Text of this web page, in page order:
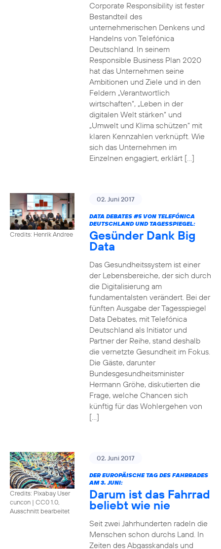
Corporate Responsibility ist fester
Bestandteil des
unternehmerischen Denkens und
Handelns von Telefónica
Deutschland. In seinem
Responsible Business Plan 2020
hat das Unternehmen seine
Ambitionen und Ziele und in den
Feldern „Verantwortlich
wirtschaften“, „Leben in der
digitalen Welt stärken“ und
„Umwelt und Klima schützen“ mit
klaren Kennzahlen verknüpft. Wie
sich das Unternehmen im
Einzelnen engagiert, erklärt […]
Credits: Henrik Andree
02. Juni 2017
DATA DEBATES #5VON TELEFÓNICA
DEUTSCHLAND UND TAGESSPIEGEL:
Gesünder Dank Big
Data
Das Gesundheitssystem ist einer
der Lebensbereiche, der sich durch
die Digitalisierung am
fundamentalsten verändert. Bei der
fünften Ausgabe der Tagesspiegel
Data Debates, mit Telefónica
Deutschland als Initiator und
Partner der Reihe, stand deshalb
die vernetzte Gesundheit im Fokus.
Die Gäste, darunter
Bundesgesundheitsminister
Hermann Gröhe, diskutierten die
Frage, welche Chancen sich
künftig für das Wohlergehen von
[…]
Credits: Pixabay User
cuncon | CC0 1.0,
Ausschnitt bearbeitet
02. Juni 2017
DER EUROPÄISCHE TAG DES FAHRRADES
AM 3. JUNI:
Darum ist das Fahrrad
beliebt wie nie
Seit zwei Jahrhunderten radeln die
Menschen schon durchs Land. In
Zeiten des Abgasskandals und